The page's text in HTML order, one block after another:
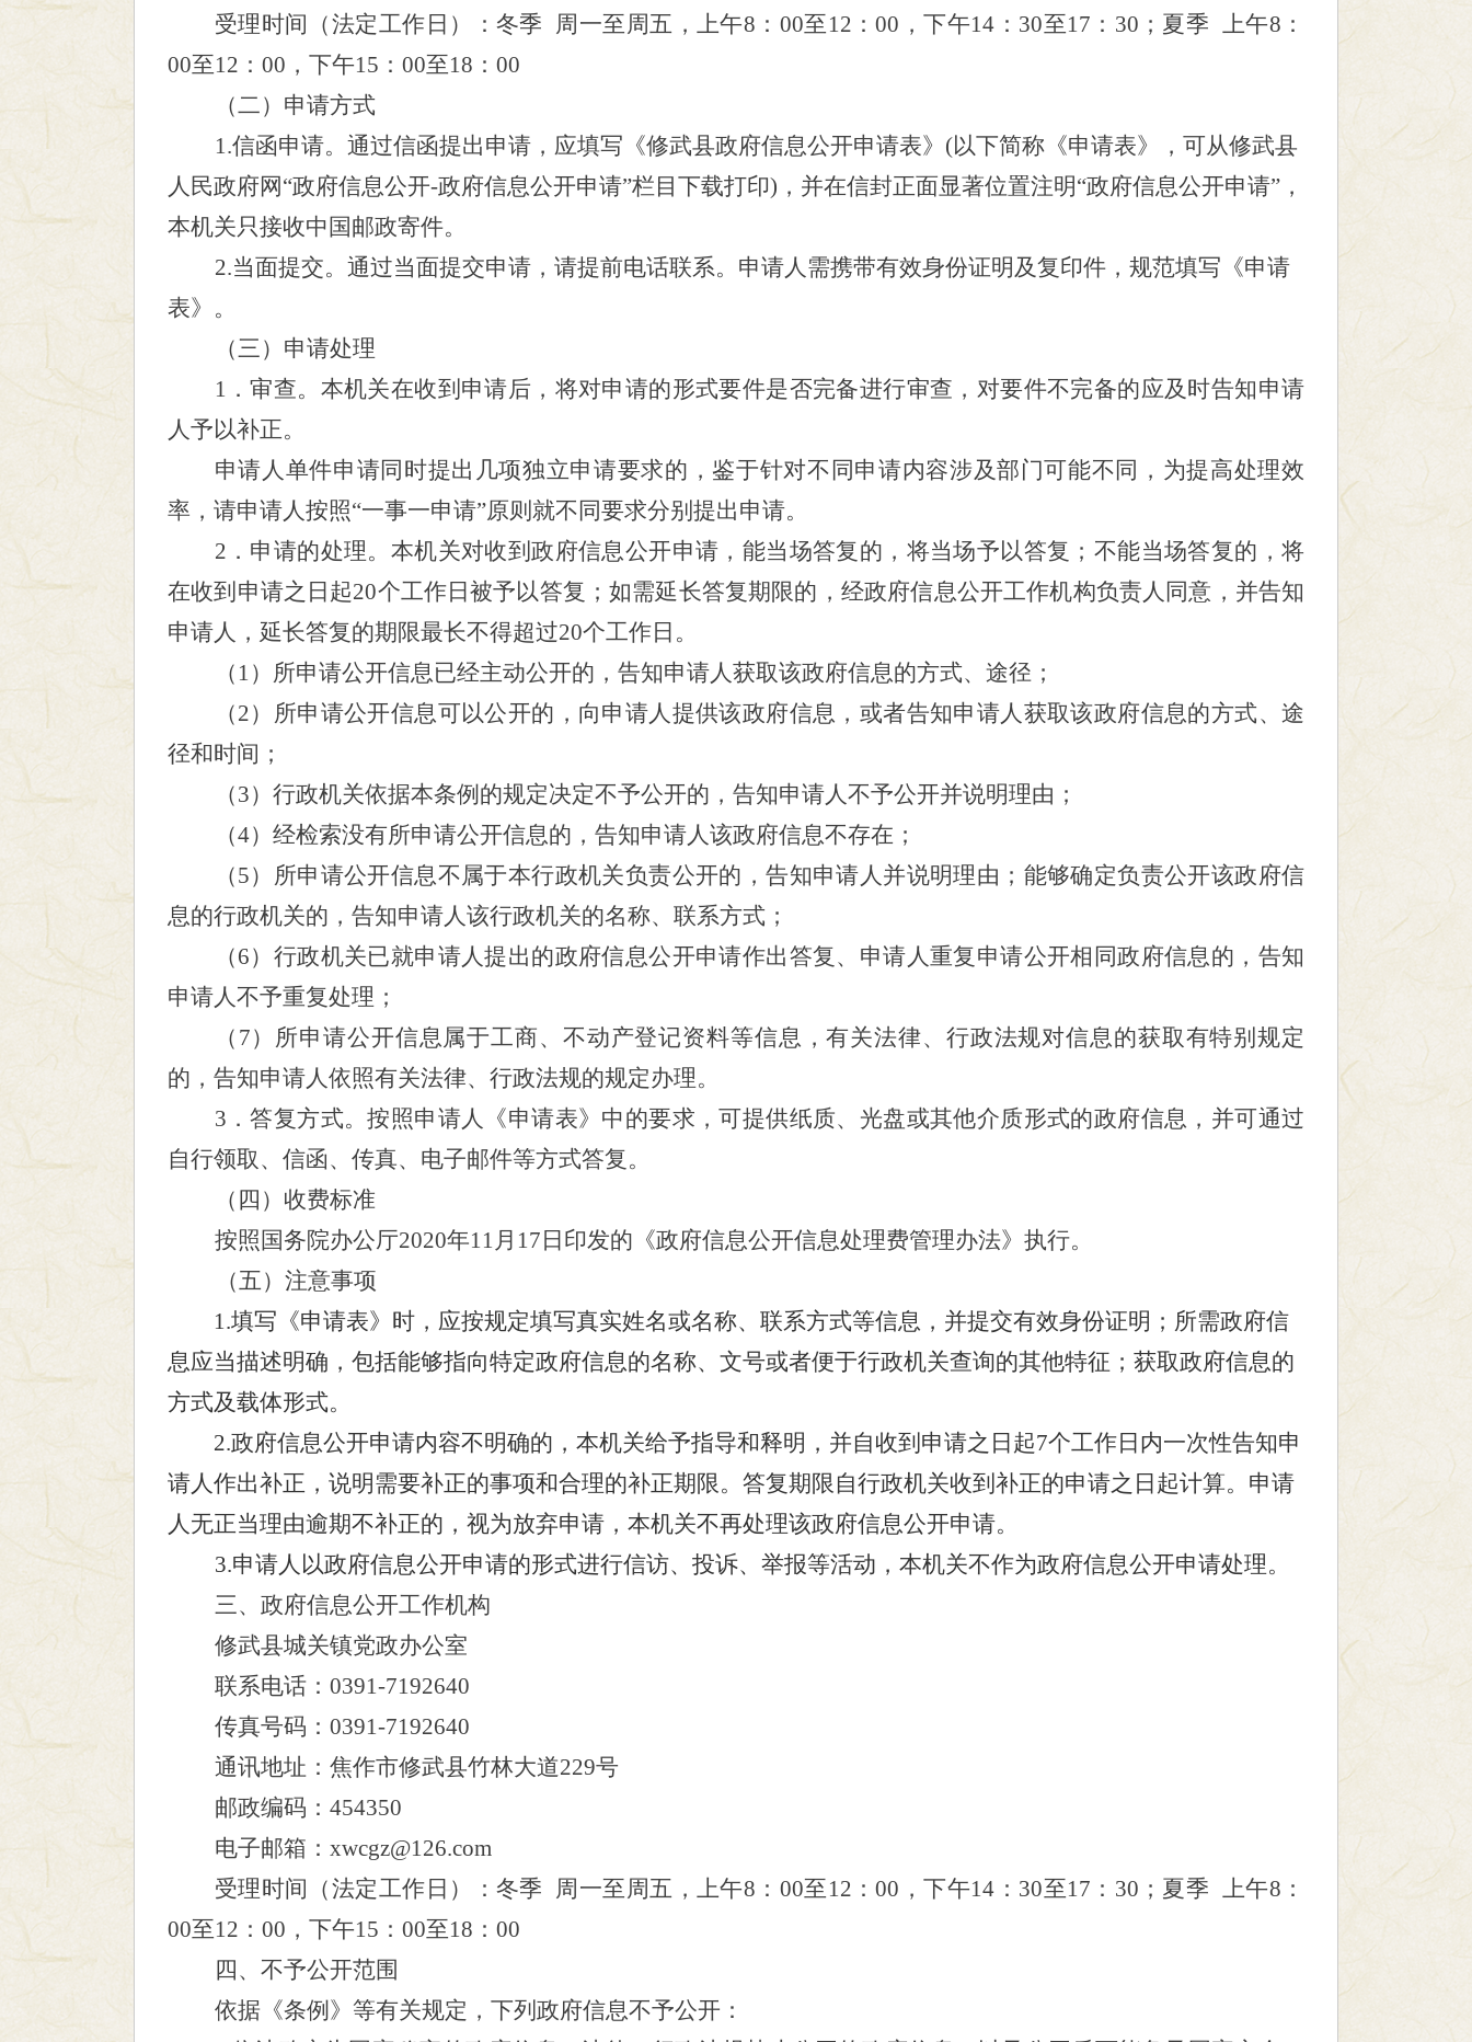
受理时间（法定工作日）：冬季 周一至周五，上午8：00至12：00，下午14：30至17：30；夏季 上午8：
00至12：00，下午15：00至18：00
（二） 申请方式
1.信函申请。 通过信函提出申请，应填写《修武县政府信息公开申请表》 (以下简称《申请表》，可从修武县
人民政府网“政府信息公开-政府信息公开申请”栏目下载打印)， 并在信封正面显著位置注明“政府信息公开申请”，
本机关只接收中国邮政寄件。
2.当面提交。通过当面提交申请，请提前电话联系。申请人需携带有效身份证明及复印件，规范填写《申请
表》。
（三）申请处理
1．审查。本机关在收到申请后，将对申请的形式要件是否完备进行审查，对要件不完备的应及时告知申请
人予以补正。
申请人单件申请同时提出几项独立申请要求的，鉴于针对不同申请内容涉及部门可能不同，为提高处理效
率，请申请人按照“一事一申请”原则就不同要求分别提出申请。
2．申请的处理。本机关对收到政府信息公开申请，能当场答复的，将当场予以答复；不能当场答复的，将
在收到申请之日起20个工作日被予以答复；如需延长答复期限的，经政府信息公开工作机构负责人同意，并告知
申请人，延长答复的期限最长不得超过20个工作日。
（ 1）所申请公开信息已经主动公开的，告知申请人获取该政府信息的方式、途径；
（2）所申请公开信息可以公开的，向申请人提供该政府信息，或者告知申请人获取该政府信息的方式、途
径和时间；
（3）行政机关依据本条例的规定决定不予公开的，告知申请人不予公开并说明理由；
（4）经检索没有所申请公开信息的，告知申请人该政府信息不存在；
（5）所申请公开信息不属于本行政机关负责公开的，告知申请人并说明理由；能够确定负责公开该政府信
息的行政机关的，告知申请人该行政机关的名称、联系方式；
（6）行政机关已就申请人提出的政府信息公开申请作出答复、申请人重复申请公开相同政府信息的，告知
申请人不予重复处理；
（ 7）所申请公开信息属于工商、不动产登记资料等信息，有关法律、行政法规对信息的获取有特别规定
的，告知申请人依照有关法律、行政法规的规定办理。
3．答复方式。按照申请人《申请表》中的要求，可提供纸质、光盘或其他介质形式的政府信息，并可通过
自行领取、信函、传真、电子邮件等方式答复。
（四）收费标准
按照国务院办公厅2020年11月17日印发的《政府信息公开信息处理费管理办法》执行。
（五）注意事项
1.填写《申请表》时，应按规定填写真实姓名或名称、联系方式等信息，并提交有效身份证明；所需政府信
息应当描述明确，包括能够指向特定政府信息的名称、文号或者便于行政机关查询的其他特征；获取政府信息的
方式及载体形式。
2.政府信息公开申请内容不明确的，本机关给予指导和释明，并自收到申请之日起7个工作日内一次性告知申
请人作出补正，说明需要补正的事项和合理的补正期限。答复期限自行政机关收到补正的申请之日起计算。申请
人无正当理由逾期不补正的，视为放弃申请，本机关不再处理该政府信息公开申请。
3.申请人以政府信息公开申请的形式进行信访、投诉、举报等活动，本机关不作为政府信息公开申请处理。
三、政府信息公开工作机构
修武县城关镇党政办公室
联系电话： 0391-7192640
传真号码： 0391-7192640
通讯地址：焦作市修武县竹林大道229号
邮政编码： 454350
电子邮箱： xwcgz@126.com
受理时间（法定工作日）：冬季 周一至周五，上午8：00至12：00，下午14：30至17：30；夏季 上午8：
00至12：00，下午15：00至18：00
四、不予公开范围
依据《条例》等有关规定，下列政府信息不予公开：